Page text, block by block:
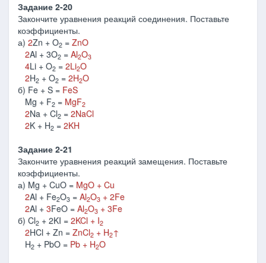
Задание 2-20
Закончите уравнения реакций соединения. Поставьте
коэффициенты.
а) 2Zn + O2 = ZnO
2Al + 3O2 = Al2O3
4Li + O2 = 2Li2O
2H2 + O2 = 2H2O
б) Fe + S = FeS
Mg + F2 = MgF2
2Na + Cl2 = 2NaCl
2K + H2 = 2KH
Задание 2-21
Закончите уравнения реакций замещения. Поставьте
коэффициенты.
а) Mg + CuO = MgO + Cu
2Al + Fe2O3 = Al2O3 + 2Fe
2Al + 3FeO = Al2O3 + 3Fe
б) Cl2 + 2KI = 2KCl + I2
2HCl + Zn = ZnCl2 + H2↑
H2 + PbO = Pb + H2O